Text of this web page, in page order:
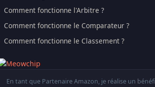
Comment fonctionne l'Arbitre ?
Comment fonctionne le Comparateur ?
Comment fonctionne le Classement ?
En tant que Partenaire Amazon, je réalise un